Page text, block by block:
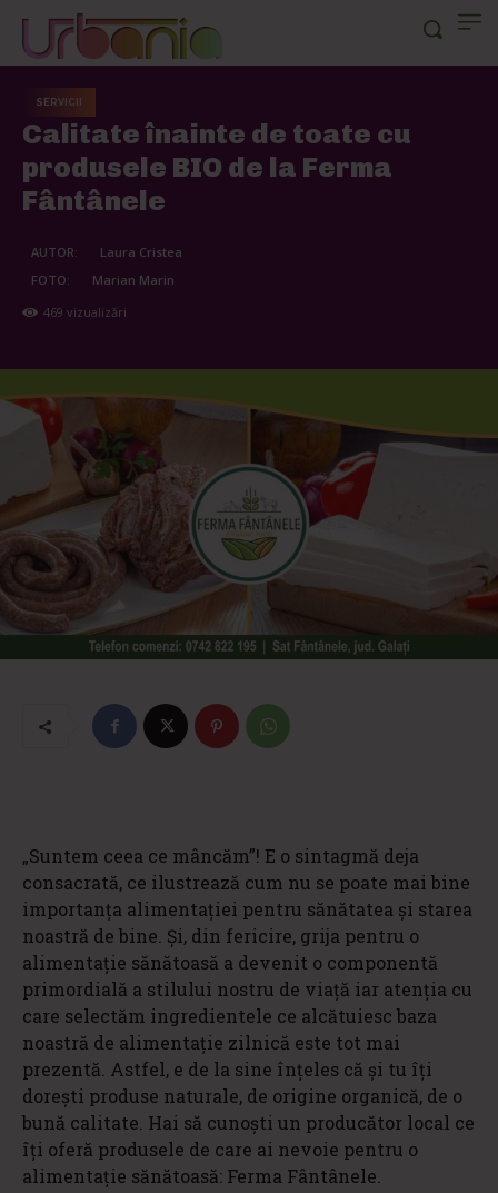
SERVICII
Calitate înainte de toate cu
produsele BIO de la Ferma
Fântânele
AUTOR:
Laura Cristea
FOTO:
Marian Marin
469 vizualizări
„Suntem ceea ce mâncăm”! E o sintagmă deja
consacrată, ce ilustrează cum nu se poate mai bine
importanța alimentației pentru sănătatea și starea
noastră de bine. Și, din fericire, grija pentru o
alimentație sănătoasă a devenit o componentă
primordială a stilului nostru de viață iar atenția cu
care selectăm ingredientele ce alcătuiesc baza
noastră de alimentație zilnică este tot mai
prezentă. Astfel, e de la sine înțeles că și tu îți
dorești produse naturale, de origine organică, de o
bună calitate. Hai să cunoști un producător local ce
îți oferă produsele de care ai nevoie pentru o
alimentație sănătoasă: Ferma Fântânele.